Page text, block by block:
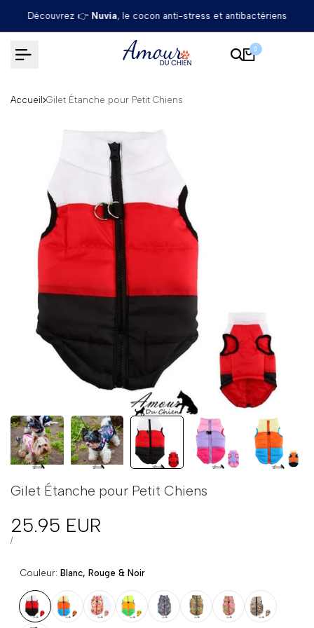
Passer
Découvrez 👉 Nuvia, le cocon anti-stress et antibactériens
0
Accueil Gilet Étanche pour Petit Chiens
Gilet Étanche pour Petit Chiens
Prix
en
25.95 EUR
PRIX
/PAR
Couleur: Blanc, Rouge & Noir